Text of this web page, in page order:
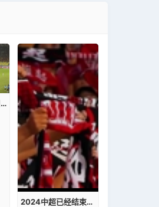
这个进球，让蓉城目标亚洲的梦想仅一步之遥！
2024中超已经结束，让我们一起重温成都蓉城热血与激情的氛围!